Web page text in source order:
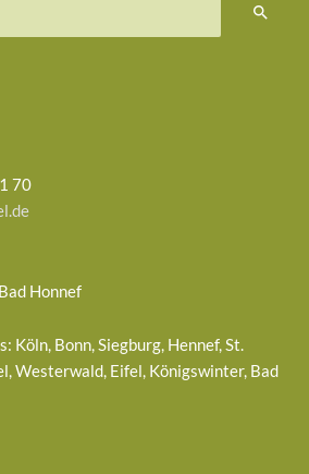
70
Honnef
Köln, Bonn, Siegburg, Hennef, St.
Westerwald, Eifel, Königswinter, Bad